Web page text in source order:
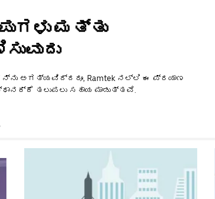
ಮತ್ತು
ಅಗತ್ಯವಿದ್ದರೂ, Ramtek ನಲ್ಲಿ ಈ ಪ್ರಯಾಣ
ತಲುಪಲು ಸಹಾಯ ಮಾಡುತ್ತವೆ.